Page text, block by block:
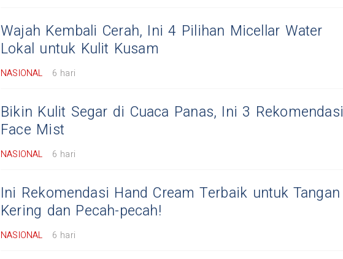
Wajah Kembali Cerah, Ini 4 Pilihan Micellar Water
Lokal untuk Kulit Kusam
NASIONAL 6 hari
Bikin Kulit Segar di Cuaca Panas, Ini 3 Rekomendasi
Face Mist
NASIONAL 6 hari
Ini Rekomendasi Hand Cream Terbaik untuk Tangan
Kering dan Pecah-pecah!
NASIONAL 6 hari